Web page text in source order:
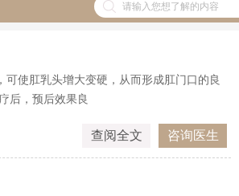
使肛乳头增大变硬，从而形成肛门口的良
后，预后效果良
查阅全文 咨询医生